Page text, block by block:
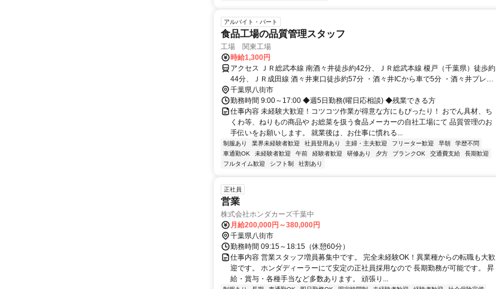
アルバイト・パート
食品工場の品質管理スタッフ
工場 関東工場
時給1,300円
アクセス ＪＲ総武本線 南酒々井徒歩約42分、ＪＲ総武本線 榎戸（千葉県）徒歩約
44分、ＪＲ成田線 酒々井東口徒歩約57分 ・酒々井ICから車で5分 ・酒々井プレミ
アムアウトレットから車で5分
千葉県八街市
勤務時間 9:00～17:00 ◆週5日勤務(曜日応相談) ◆残業できる方
仕事内容 未経験大歓迎！コツコツ作業が得意な方にもぴったり！ おでん具材、ち
くわ等、ねりもの商品や お総菜を扱う食品メーカーの自社工場にて 品質管理のお
手伝いをお願いします。 就業後は、お仕事に慣れる...
制服あり 業界未経験者歓迎 社員登用あり 主婦・主夫歓迎 フリーター歓迎 早朝
学歴不問
車通勤OK
未経験者歓迎 午前 経験者歓迎 研修あり 夕方 ブランクOK 交通費支給
長期歓迎
フルタイム歓迎
シフト制 社割あり
正社員
営業
株式会社ホンダカーズ千葉中
月給200,000円～380,000円
千葉県八街市
勤務時間 09:15～18:15（休憩60分）
仕事内容 営業スタッフ増員募集中です。 完全未経験OK！異業種からの転職も大歓
迎です。 ホンダディーラーにて安定の正社員採用なので 長期勤務が可能です。 昇
給・賞与・各種手当など多数あります。 頑張り...